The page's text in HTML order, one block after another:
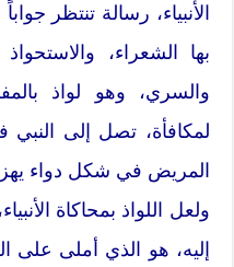
الأنبياء، رسالة تنتظر
بها الشعراء،
والسري، وهو لواذ
لمكافأة، تصل إلى
المريض في شكل دواء
ولعل اللواذ بمحاكاة
إليه، هو الذي أملى على